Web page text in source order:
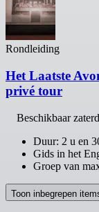
Rondleiding
Het Laatste
privé tour
Beschikbaar
Duur: 2 u en
Gids in het
Groep van
Toon inbegrepen